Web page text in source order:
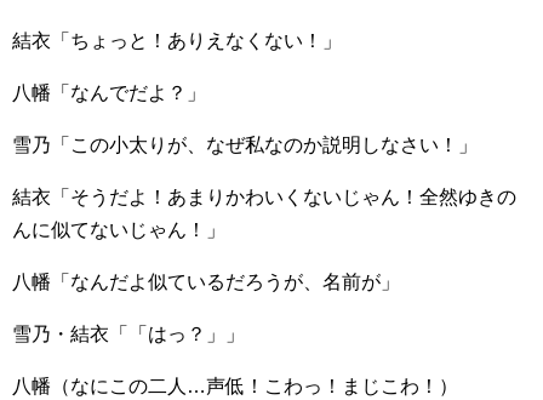
結衣「ちょっと！ありえなくない！」
八幡「なんでだよ？」
雪乃「この小太りが、なぜ私なのか説明しなさい！」
結衣「そうだよ！あまりかわいくないじゃん！全然ゆきの
んに似てないじゃん！」
八幡「なんだよ似ているだろうが、名前が」
雪乃・結衣「「はっ？」」
八幡（なにこの二人…声低！こわっ！まじこわ！）